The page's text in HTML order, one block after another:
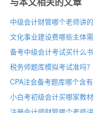
小白考初级会计买哪家教